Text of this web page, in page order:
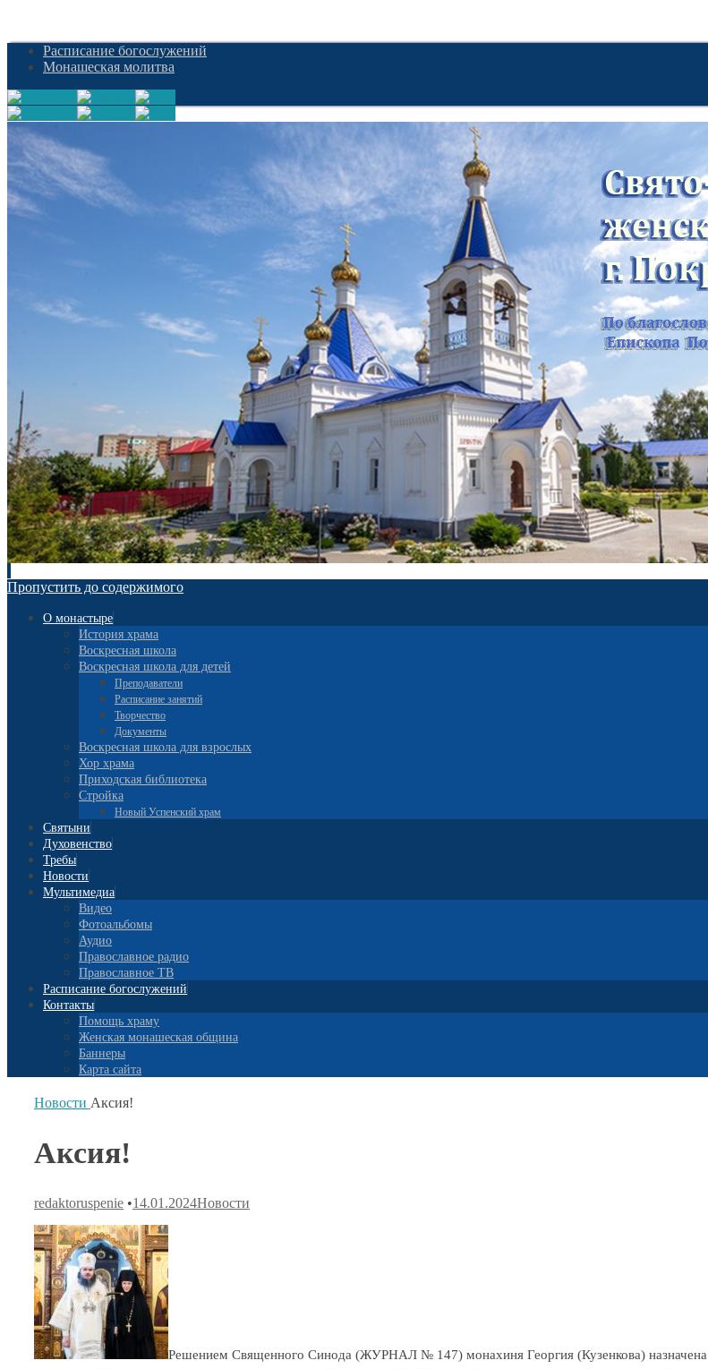
Расписание богослужений
Монашеская молитва
Пропустить до содержимого
О монастыре
История храма
Воскресная школа
Воскресная школа для детей
Преподаватели
Расписание занятий
Творчество
Документы
Воскресная школа для взрослых
Хор храма
Приходская библиотека
Стройка
Новый Успенский храм
Святыни
Духовенство
Требы
Новости
Мультимедиа
Видео
Фотоальбомы
Аудио
Православное радио
Православное ТВ
Расписание богослужений
Контакты
Помощь храму
Женская монашеская община
Баннеры
Карта сайта
Новости Аксия!
Аксия!
redaktoruspenie •14.01.2024Новости
Решением Священного Синода (ЖУРНАЛ № 147) монахиня Георгия (Кузенкова) назначена